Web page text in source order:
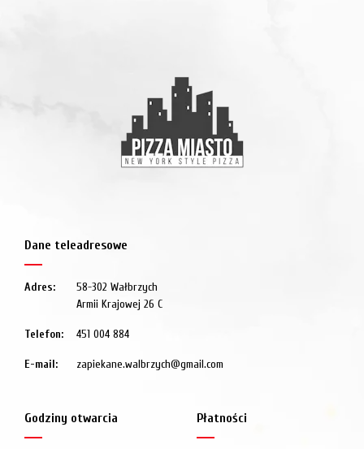
Dane teleadresowe
Adres:
58-302 Wałbrzych
Armii Krajowej 26 C
Telefon: 451 004 884
E-mail: zapiekane.walbrzych@gmail.com
Godziny otwarcia Płatności